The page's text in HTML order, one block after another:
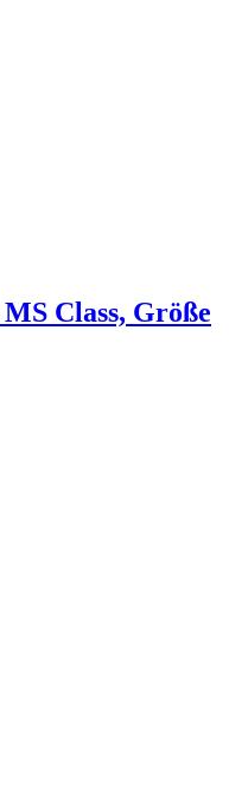
Class, Größe